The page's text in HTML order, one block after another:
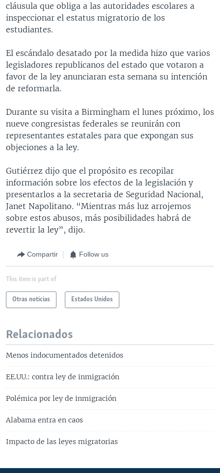
cláusula que obliga a las autoridades escolares a
inspeccionar el estatus migratorio de los
estudiantes.
El escándalo desatado por la medida hizo que varios
legisladores republicanos del estado que votaron a
favor de la ley anunciaran esta semana su intención
de reformarla.
Durante su visita a Birmingham el lunes próximo, los
nueve congresistas federales se reunirán con
representantes estatales para que expongan sus
objeciones a la ley.
Gutiérrez dijo que el propósito es recopilar
información sobre los efectos de la legislación y
presentarlos a la secretaria de Seguridad Nacional,
Janet Napolitano. “Mientras más luz arrojemos
sobre estos abusos, más posibilidades habrá de
revertir la ley”, dijo.
Compartir Follow us
This item is part of
Otras noticias Estados Unidos
Relacionados
Menos indocumentados detenidos
EE.UU.: contra ley de inmigración
Polémica por ley de inmigración
Alabama entra en caos
Impacto de las leyes migratorias